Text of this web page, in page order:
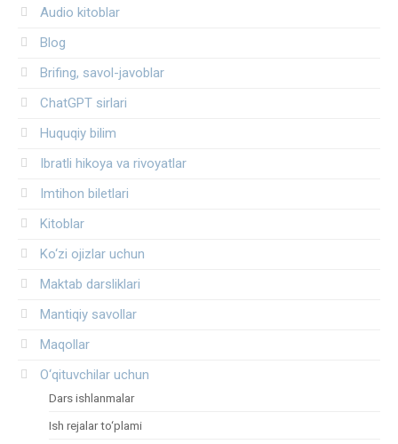
Audio kitoblar
Blog
Brifing, savol-javoblar
ChatGPT sirlari
Huquqiy bilim
Ibratli hikoya va rivoyatlar
Imtihon biletlari
Kitoblar
Ko‘zi ojizlar uchun
Maktab darsliklari
Mantiqiy savollar
Maqollar
O‘qituvchilar uchun
Dars ishlanmalar
Ish rejalar to‘plami